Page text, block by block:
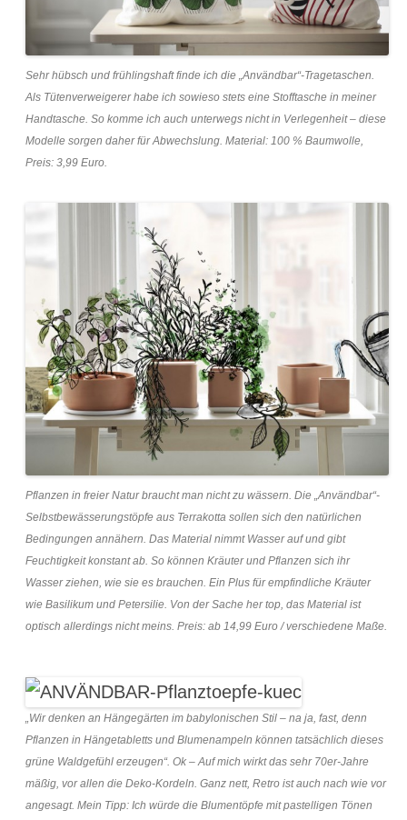
Sehr hübsch und frühlingshaft finde ich die „Användbar“-Tragetaschen.
Als Tütenverweigerer habe ich sowieso stets eine Stofftasche in meiner
Handtasche. So komme ich auch unterwegs nicht in Verlegenheit – diese
Modelle sorgen daher für Abwechslung. Material: 100 % Baumwolle,
Preis: 3,99 Euro.
Pflanzen in freier Natur braucht man nicht zu wässern. Die „Användbar“-
Selbstbewässerungstöpfe aus Terrakotta sollen sich den natürlichen
Bedingungen annähern. Das Material nimmt Wasser auf und gibt
Feuchtigkeit konstant ab. So können Kräuter und Pflanzen sich ihr
Wasser ziehen, wie sie es brauchen. Ein Plus für empfindliche Kräuter
wie Basilikum und Petersilie. Von der Sache her top, das Material ist
optisch allerdings nicht meins. Preis: ab 14,99 Euro / verschiedene Maße.
„Wir denken an Hängegärten im babylonischen Stil – na ja, fast, denn
Pflanzen in Hängetabletts und Blumenampeln können tatsächlich dieses
grüne Waldgefühl erzeugen“. Ok – Auf mich wirkt das sehr 70er-Jahre
mäßig, vor allen die Deko-Kordeln. Ganz nett, Retro ist auch nach wie vor
angesagt. Mein Tipp: Ich würde die Blumentöpfe mit pastelligen Tönen